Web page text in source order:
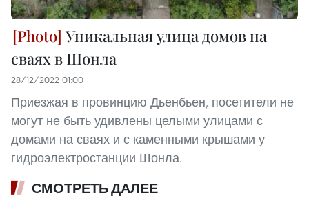
Уникальная улица домов на
сваях в Шонла
28/12/2022 01:00
Приезжая в провинцию Дьенбьен, посетители не
могут не быть удивлены целыми улицами с
домами на сваях и с каменными крышами у
гидроэлектростанции Шонла.
СМОТРЕТЬ ДАЛЕЕ